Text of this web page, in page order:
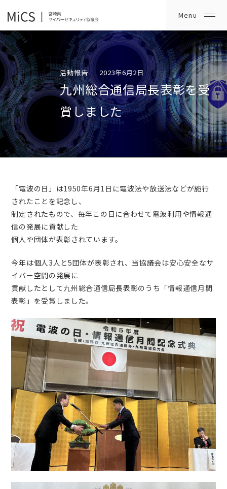
活動報告 2023年6月2日
九州総合通信局長表彰を受
賞しました
「電波の日」は1950年6月1日に電波法や放送法などが施行
されたことを記念し、
制定されたもので、毎年この日に合わせて電波利用や情報通
信の発展に貢献した
個人や団体が表彰されています。
今年は個人3人と5団体が表彰され、当協議会は安心安全なサ
イバー空間の発展に
貢献したとして九州総合通信局長表彰のうち「情報通信月間
表彰」を受賞しました。